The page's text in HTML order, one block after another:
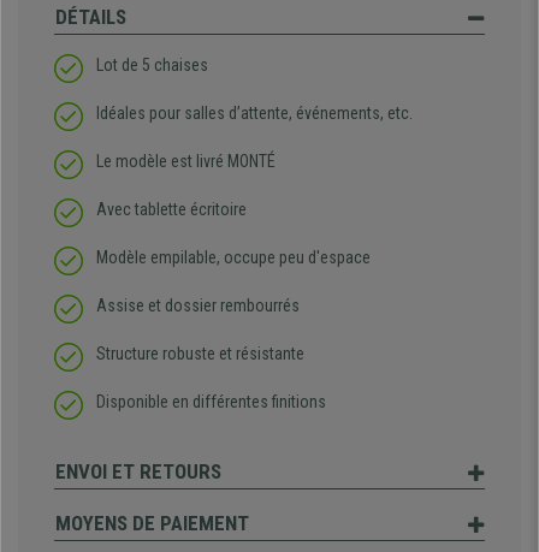
DÉTAILS
Lot de 5 chaises
Idéales pour salles d’attente, événements, etc.
Le modèle est livré MONTÉ
Avec tablette écritoire
Modèle empilable, occupe peu d'espace
Assise et dossier rembourrés
Structure robuste et résistante
Disponible en différentes finitions
ENVOI ET RETOURS
MOYENS DE PAIEMENT